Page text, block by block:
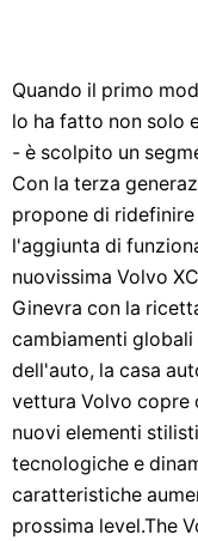
Quando il primo
lo ha fatto non solo
- è scolpito un
Con la terza
propone di
l'aggiunta di
nuovissima Volvo
Ginevra con la
cambiamenti
dell'auto, la casa
vettura Volvo copre
nuovi elementi
tecnologiche e
caratteristiche
prossima level.The